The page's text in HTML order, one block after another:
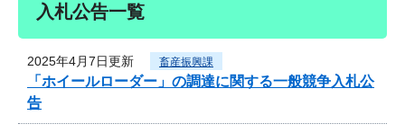
入札公告一覧
2025年4月7日更新 畜産振興課
「ホイールローダー」の調達に関する一般競争入札公
告